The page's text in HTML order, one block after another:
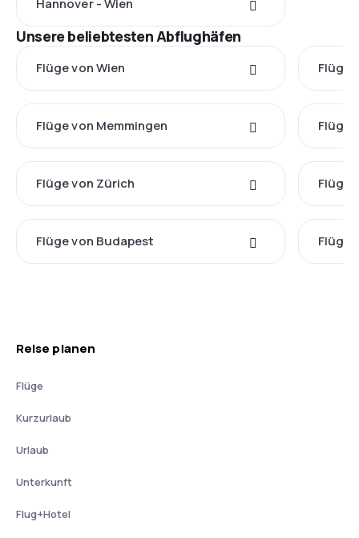
Hannover - Wien
Unsere beliebtesten Abflughäfen
Flüge von Wien Flüge
Flüge von Memmingen Flüge
Flüge von Zürich Flüge
Flüge von Budapest Flüge
Reise planen
Flüge
Kurzurlaub
Urlaub
Unterkunft
Flug+Hotel